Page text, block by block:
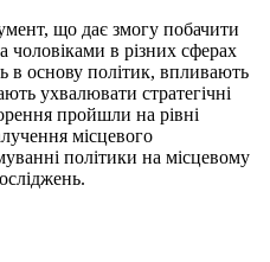
що дає змогу побачити
чоловіками в різних сферах
в основу політик, впливають
ухвалювати стратегічні
пройшли на рівні
місцевого
політики на місцевому